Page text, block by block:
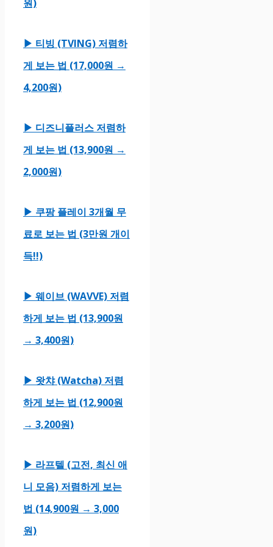
원)
▶ 티빙 (TVING) 저렴하
게 보는 법 (17,000원 →
4,200원)
▶ 디즈니플러스 저렴하
게 보는 법 (13,900원 →
2,000원)
▶ 쿠팡 플레이 3개월 무
료로 보는 법 (3만원 개이
득!!)
▶ 웨이브 (WAVVE) 저렴
하게 보는 법 (13,900원
→ 3,400원)
▶ 왓챠 (Watcha) 저렴
하게 보는 법 (12,900원
→ 3,200원)
▶ 라프텔 (고전, 최신 애
니 모음) 저렴하게 보는
법 (14,900원 → 3,000
원)